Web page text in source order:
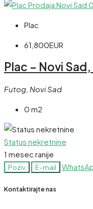
Plac
61,800EUR
Plac – Novi
Futog, Novi Sad
0 m2
Status nekretnine
1 mesec ranije
Poziv E-mail
Kontaktirajte nas